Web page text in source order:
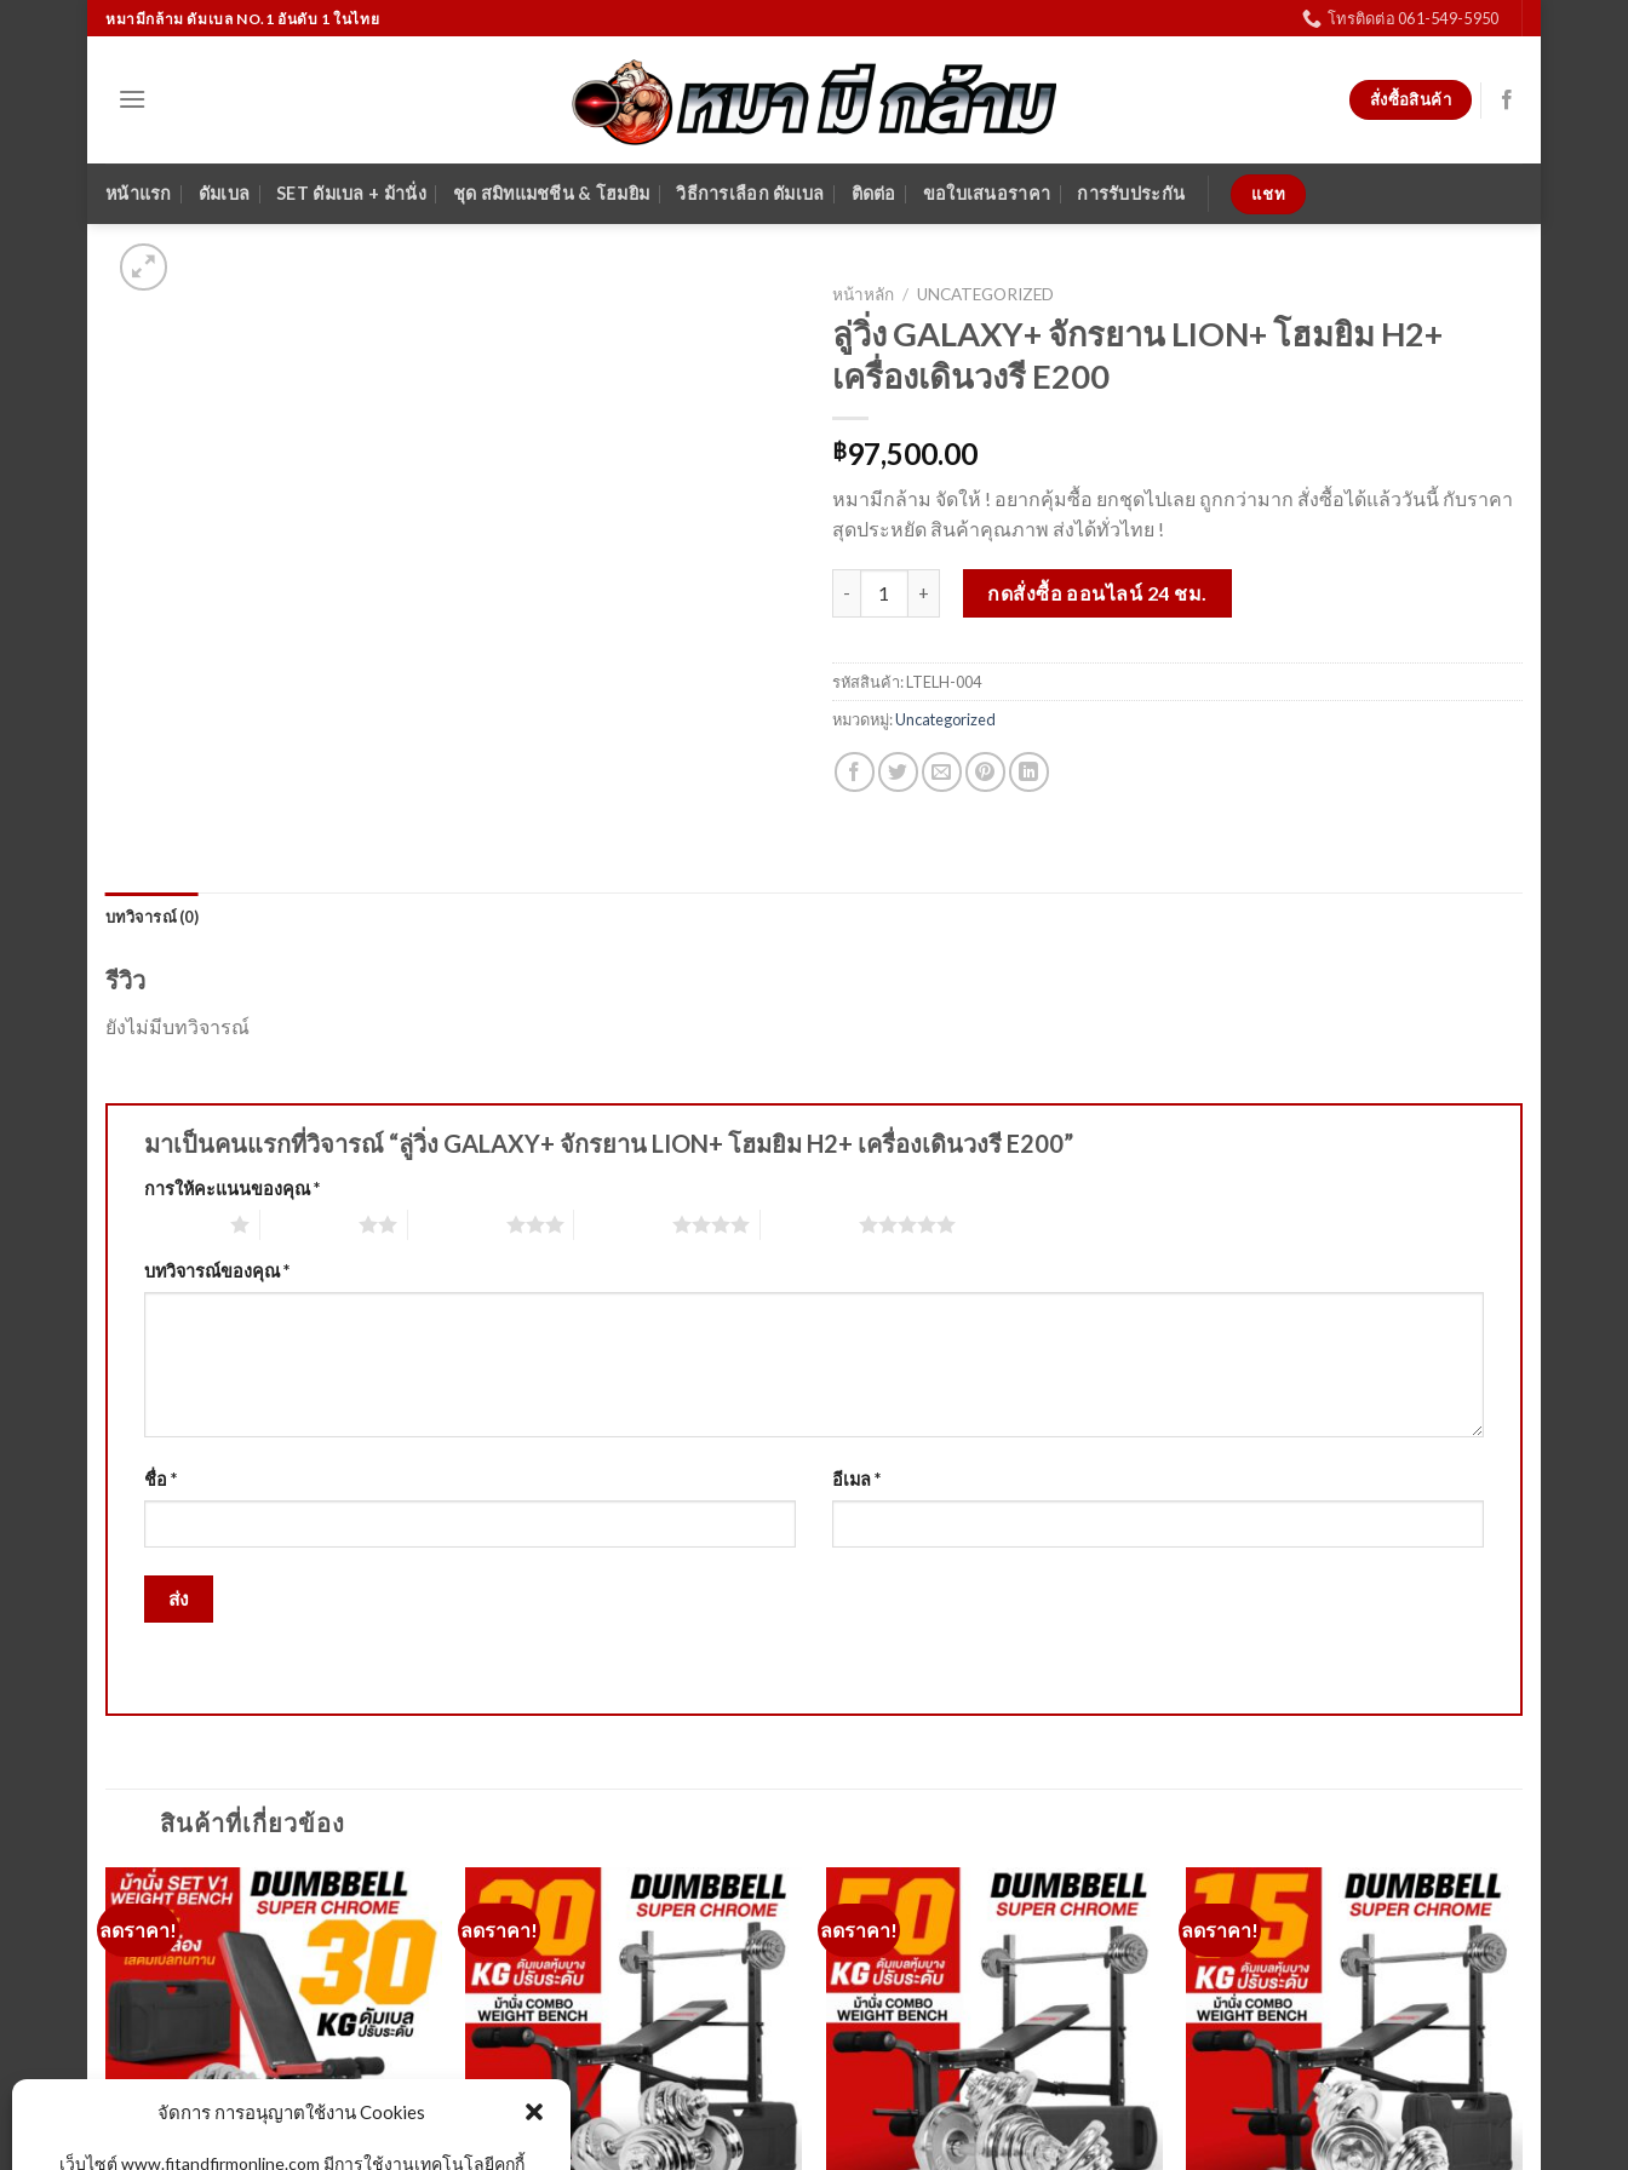
จัดการ การอนุญาตใช้งาน Cookies
เว็บไซต์ www.fitandfirmonline.com มีการใช้งานเทคโนโลยีคุกกี้
Skip
to
หมามีกล้าม ดัมเบล NO.1 อันดับ 1 ในไทย โทรติดต่อ 061-549-5950
สั่งซื้อสินค้า
หน้าแรก ดัมเบล SET ดัมเบล + ม้านั่ง ชุด สมิทแมชชีน & โฮมยิม วิธีการเลือก ดัมเบล ติดต่อ ขอใบเสนอราคา การรับประกัน แชท
หน้าหลัก / UNCATEGORIZED
ลู่วิ่ง GALAXY+ จักรยาน LION+ โฮมยิม H2+
เครื่องเดินวงรี E200
฿97,500.00
หมามีกล้าม จัดให้ ! อยากคุ้มซื้อ ยกชุดไปเลย ถูกกว่ามาก สั่งซื้อได้แล้ววันนี้ กับราคา
สุดประหยัด สินค้าคุณภาพ ส่งได้ทั่วไทย !
จำนวน ลู่วิ่ง GALAXY+ จักรยาน LION+ โฮมยิม H2+ เครื่องเดินวงรี E200 ชิ้น
กดสั่งซื้อ ออนไลน์ 24 ชม.
รหัสสินค้า:LTELH-004
หมวดหมู่:Uncategorized
บทวิจารณ์ (0)
รีวิว
ยังไม่มีบทวิจารณ์
มาเป็นคนแรกที่วิจารณ์ “ลู่วิ่ง GALAXY+ จักรยาน LION+ โฮมยิม H2+ เครื่องเดินวงรี E200”
การให้คะแนนของคุณ*
บทวิจารณ์ของคุณ*
ชื่อ * อีเมล*
สินค้าที่เกี่ยวข้อง
ลดราคา!
Add to
Wishlist
ลดราคา!
Add to
Wishlist
ลดราคา!
Add to
Wishlist
ลดราคา!
Add to
Wishlist